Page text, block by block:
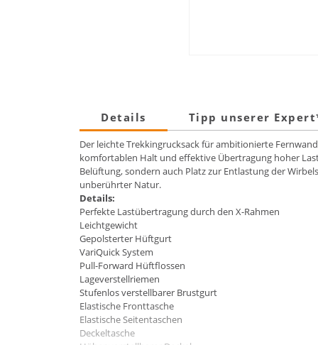
Details Tipp unserer
Der leichte Trekkingrucksack für ambitionierte
komfortablen Halt und effektive Übertragung hoher
Belüftung, sondern auch Platz zur Entlastung der
unberührter Natur.
Details:
Perfekte Lastübertragung durch den X-Rahmen
Leichtgewicht
Gepolsterter Hüftgurt
VariQuick System
Pull-Forward Hüftflossen
Lageverstellriemen
Stufenlos verstellbarer Brustgurt
Elastische Fronttasche
Elastische Seitentaschen
Deckeltasche